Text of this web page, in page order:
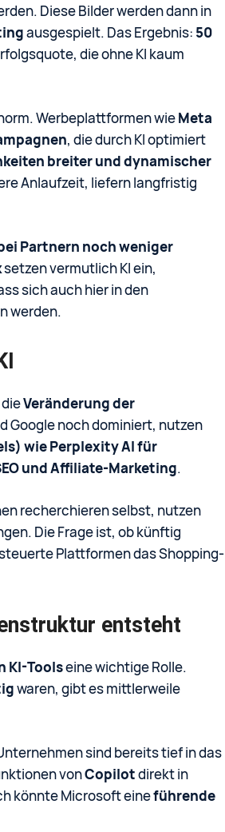
Diese Bilder werden dann in
ausgespielt. Das Ergebnis: 50
die ohne KI kaum
Werbeplattformen wieMeta
, die durch KI optimiert
breiter und dynamischer
Anlaufzeit, liefern langfristig
Partnern noch weniger
setzen vermutlich KI ein,
sich auch hier in den
werden.
Veränderung der
Google noch dominiert, nutzen
wie Perplexity AI für
und Affiliate-Marketing.
recherchieren selbst, nutzen
Die Frage ist, ob künftig
Plattformen das Shopping-
entsteht
KI-Toolseine wichtige Rolle.
waren, gibt es mittlerweile
sind bereits tief in das
vonCopilotdirekt in
könnte Microsoft eineführende